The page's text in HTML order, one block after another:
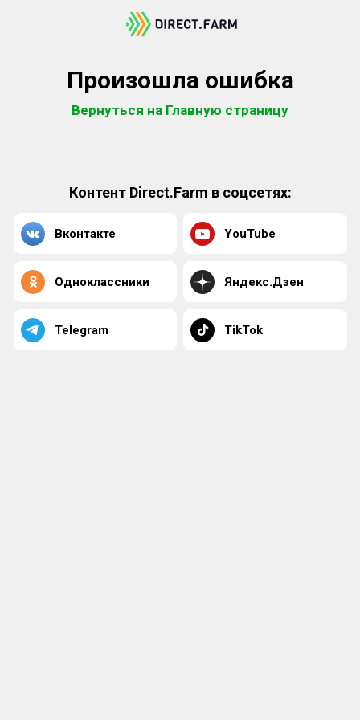
Произошла ошибка
Вернуться на Главную страницу
Контент Direct.Farm в соцсетях:
Вконтакте YouTube
Одноклассники Яндекс.Дзен
Telegram TikTok